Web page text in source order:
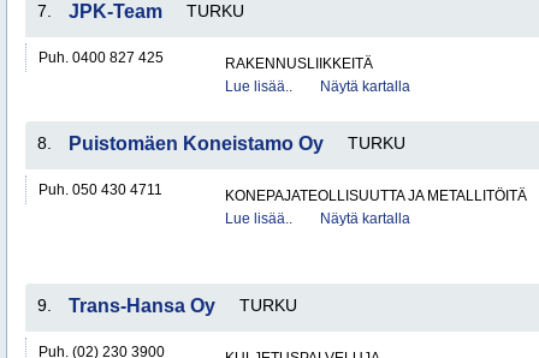
7. JPK-Team TURKU
Puh. 0400 827 425
RAKENNUSLIIKKEITÄ
Lue lisää..
Näytä kartalla
8. Puistomäen Koneistamo Oy TURKU
Puh. 050 430 4711
KONEPAJATEOLLISUUTTA JA METALLITÖITÄ
Lue lisää..
Näytä kartalla
9. Trans-Hansa Oy TURKU
Puh. (02) 230 3900